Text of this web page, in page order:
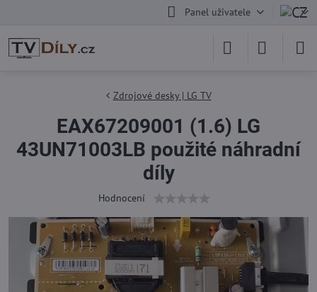
Panel uživatele
Zdrojové desky | LG TV
EAX67209001 (1.6) LG
43UN71003LB použité náhradní
díly
Hodnocení